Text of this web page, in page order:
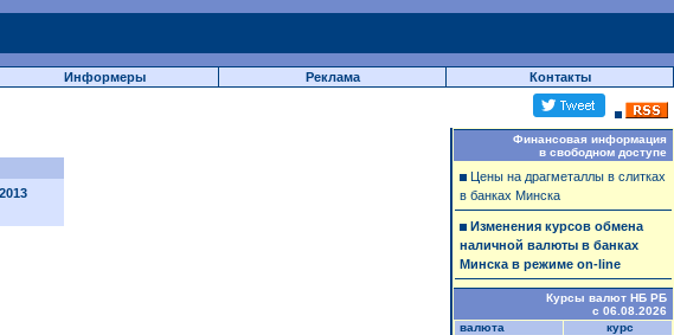
Информеры Реклама Контакты
2013
Финансовая информация
в свободном доступе
Цены на драгметаллы в слитках
в банках Минска
Изменения курсов обмена
наличной валюты в банках
Минска в режиме on-line
Курсы валют НБ РБ
с 06.08.2026
валюта
курс